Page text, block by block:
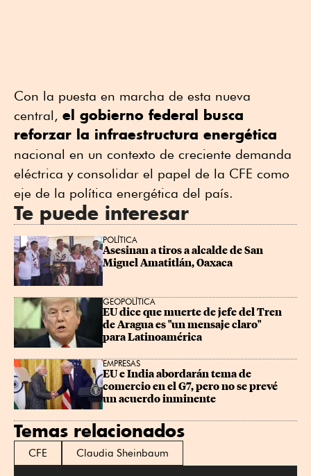
Con la puesta en marcha de esta nueva
central, el gobierno federal busca
reforzar la infraestructura energética
nacional en un contexto de creciente demanda
eléctrica y consolidar el papel de la CFE como
eje de la política energética del país.
Te puede interesar
POLÍTICA
Asesinan a tiros a alcalde de San
Miguel Amatitlán, Oaxaca
GEOPOLÍTICA
EU dice que muerte de jefe del Tren
de Aragua es "un mensaje claro"
para Latinoamérica
EMPRESAS
EU e India abordarán tema de
comercio en el G7, pero no se prevé
un acuerdo inminente
Temas relacionados
CFE Claudia Sheinbaum